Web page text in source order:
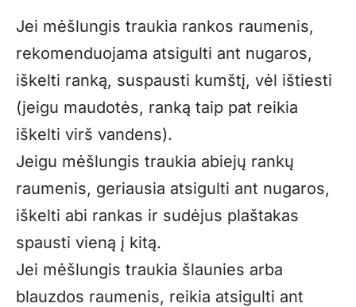
Jei mėšlungis traukia rankos raumenis,
rekomenduojama atsigulti ant nugaros,
iškelti ranką, suspausti kumštį, vėl ištiesti
(jeigu maudotės, ranką taip pat reikia
iškelti virš vandens).
Jeigu mėšlungis traukia abiejų rankų
raumenis, geriausia atsigulti ant nugaros,
iškelti abi rankas ir sudėjus plaštakas
spausti vieną į kitą.
Jei mėšlungis traukia šlaunies arba
blauzdos raumenis, reikia atsigulti ant